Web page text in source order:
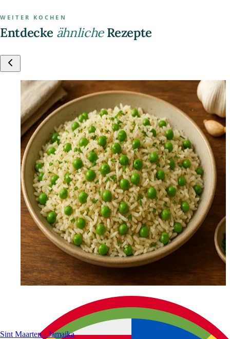
WEITER KOCHEN
Entdecke ähnlicheRezepte
Sint Maarten · Jamaika